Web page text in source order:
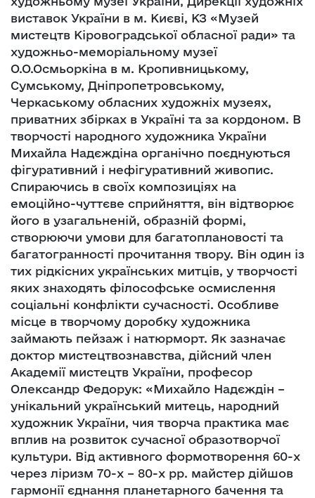
виставок України в м. Києві, КЗ «Музей
мистецтв Кіровоградської обласної ради» та
художньо-меморіальному музеї
О.О.Осмьоркіна в м. Кропивницькому,
Сумському, Дніпропетровському,
Черкаському обласних художніх музеях,
приватних збірках в Україні та за кордоном. В
творчості народного художника України
Михайла Надєждіна органічно поєднуються
фігуративний і нефігуративний живопис.
Спираючись в своїх композиціях на
емоційно-чуттєве сприйняття, він відтворює
його в узагальненій, образній формі,
створюючи умови для багатоплановості та
багатогранності прочитання твору. Він один із
тих рідкісних українських митців, у творчості
яких знаходять філософське осмислення
соціальні конфлікти сучасності. Особливе
місце в творчому доробку художника
займають пейзаж і натюрморт. Як зазначає
доктор мистецтвознавства, дійсний член
Академії мистецтв України, професор
Олександр Федорук: «Михайло Надєждін –
унікальний український митець, народний
художник України, чия творча практика має
вплив на розвиток сучасної образотворчої
культури. Від активного формотворення 60-х
через ліризм 70-х – 80-х рр. майстер дійшов
гармонії єднання планетарного бачення та